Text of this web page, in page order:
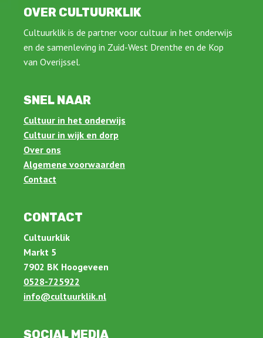
OVER CULTUURKLIK
Cultuurklik is de partner voor cultuur in het onderwijs
en de samenleving in Zuid-West Drenthe en de Kop
van Overijssel.
SNEL NAAR
Cultuur in het onderwijs
Cultuur in wijk en dorp
Over ons
Algemene voorwaarden
Contact
CONTACT
Cultuurklik
Markt 5
7902 BK Hoogeveen
0528-725922
info@cultuurklik.nl
SOCIAL MEDIA